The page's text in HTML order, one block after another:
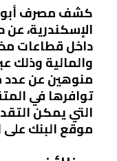
كشف مصرف أبو
الإسكندرية،
داخل قطاعات
والمالية وذلك
منوهين عن عدد
توافرها في
التي يمكن
موقع البنك